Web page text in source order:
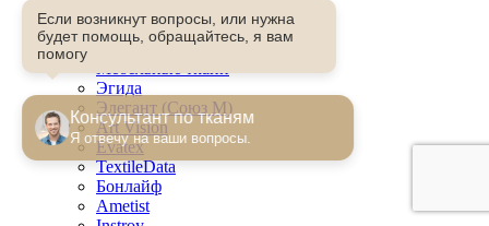
Если возникнут вопросы, или нужна
будет помощь, обращайтесь, я вам
помогу
Консультант по тканям
Я отвечу на ваши вопросы.
Лэзертач
JITex
Эгида
Элегант (Союз М)
Art Vision
Evatex
TextileData
Бонлайф
Ametist